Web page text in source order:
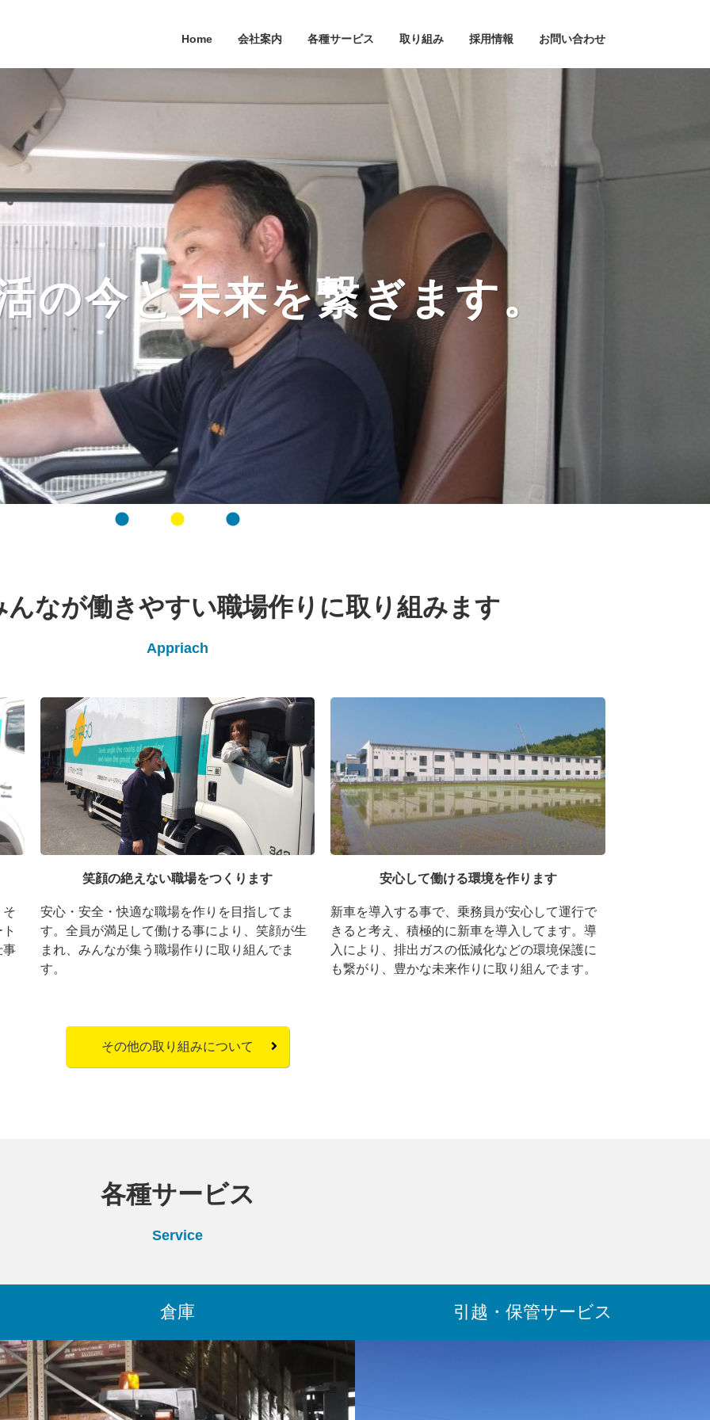
Home 会社案内 各種サービス 取り組み 採用情報 お問い合わせ
の今と未来を繋ぎます。
んなが働きやすい職場作りに取り組みます
Appriach
そ
事
笑顔の絶えない職場をつくります
安心・安全・快適な職場を作りを目指してま
す。全員が満足して働ける事により、笑顔が生
まれ、みんなが集う職場作りに取り組んでま
す。
安心して働ける環境を作ります
新車を導入する事で、乗務員が安心して運行で
きると考え、積極的に新車を導入してます。導
入により、排出ガスの低減化などの環境保護に
も繋がり、豊かな未来作りに取り組んでます。
その他の取り組みについて
各種サービス
Service
倉庫 引越・保管サービス